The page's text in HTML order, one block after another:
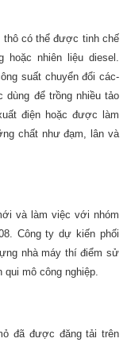
thô có thể được tinh chế
hoặc nhiên liệu diesel.
suất chuyển đổi các-
để trồng nhiều tảo
điện hoặc được làm
chất như đạm, lân và
và làm việc với nhóm
Công ty dự kiến phối
nhà máy thí điểm sử
qui mô công nghiệp.
đã được đăng tải trên